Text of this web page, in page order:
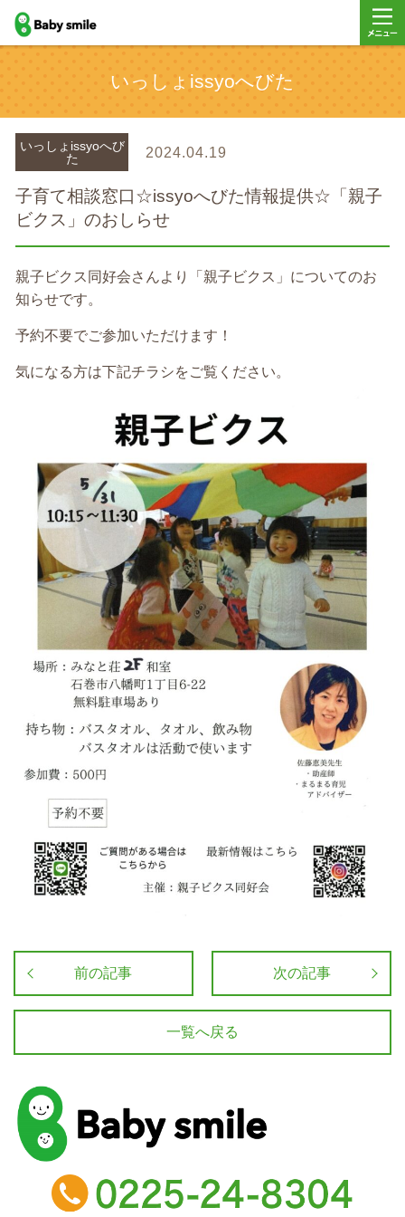
baby smile
いっしょissyoへびた
いっしょissyoへび
た
2024.04.19
子育て相談窓口☆issyoへびた情報提供☆「親子
ビクス」のおしらせ
親子ビクス同好会さんより「親子ビクス」についてのお
知らせです。
予約不要でご参加いただけます！
気になる方は下記チラシをご覧ください。
前の記事 次の記事
一覧へ戻る
baby smile